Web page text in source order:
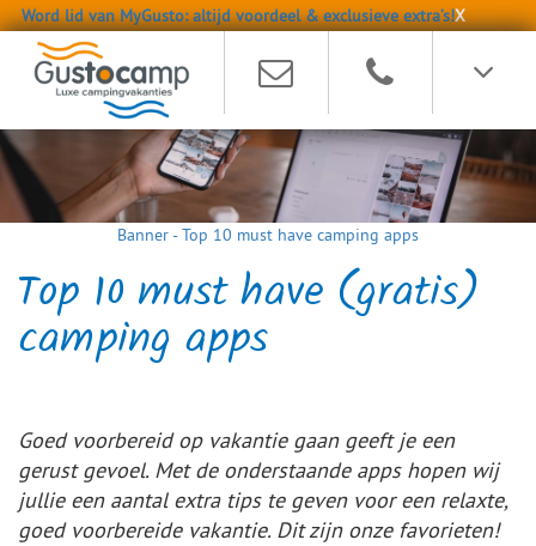
Word lid van MyGusto: altijd voordeel & exclusieve extra’s!X
Banner - Top 10 must have camping apps
Top 10 must have (gratis)
camping apps
Goed voorbereid op vakantie gaan geeft je een
gerust gevoel. Met de onderstaande apps hopen wij
jullie een aantal extra tips te geven voor een relaxte,
goed voorbereide vakantie. Dit zijn onze favorieten!